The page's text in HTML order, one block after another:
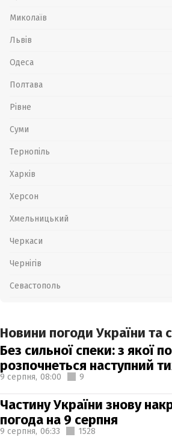
Миколаїв
Львів
Одеса
Полтава
Рівне
Суми
Тернопіль
Харків
Херсон
Хмельницький
Черкаси
Чернігів
Севастополь
Новини погоди України та
Без сильної спеки: з якої
розпочнеться наступний
9 серпня, 08:00 9
Частину України знову
погода на 9 серпня
9 серпня, 06:33 1528